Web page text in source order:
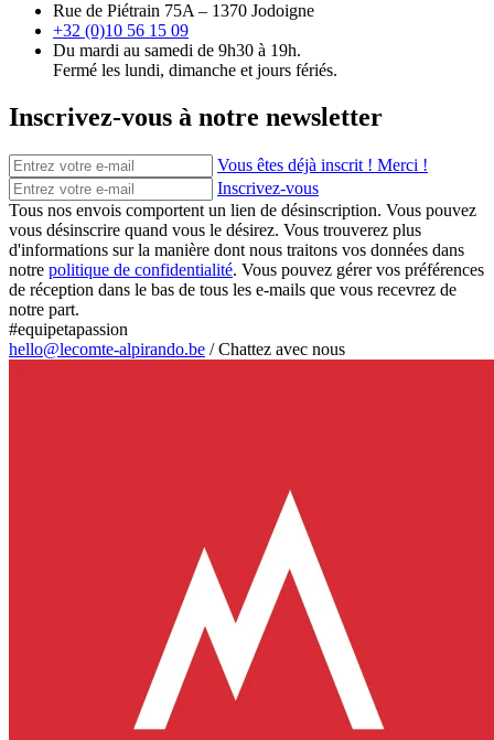
Rue de Piétrain 75A – 1370 Jodoigne
+32 (0)10 56 15 09
Du mardi au samedi de 9h30 à 19h.
Fermé les lundi, dimanche et jours fériés.
Inscrivez-vous à notre newsletter
Vous êtes déjà inscrit ! Merci !
Inscrivez-vous
Tous nos envois comportent un lien de désinscription. Vous pouvez
vous désinscrire quand vous le désirez. Vous trouverez plus
d'informations sur la manière dont nous traitons vos données dans
notre politique de confidentialité. Vous pouvez gérer vos préférences
de réception dans le bas de tous les e-mails que vous recevrez de
notre part.
#equipetapassion
hello@lecomte-alpirando.be /Chattez avec nous